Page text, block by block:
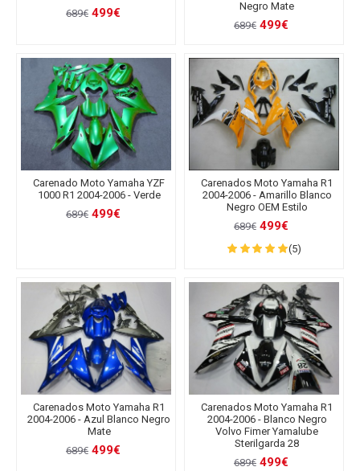
689€ 499€
Negro Mate
689€ 499€
Carenado Moto Yamaha YZF
1000 R1 2004-2006 - Verde
689€ 499€
Carenados Moto Yamaha R1
2004-2006 - Amarillo Blanco
Negro OEM Estilo
689€ 499€
(5)
Carenados Moto Yamaha R1
2004-2006 - Azul Blanco Negro
Mate
689€ 499€
Carenados Moto Yamaha R1
2004-2006 - Blanco Negro
Volvo Fimer Yamalube
Sterilgarda 28
689€ 499€